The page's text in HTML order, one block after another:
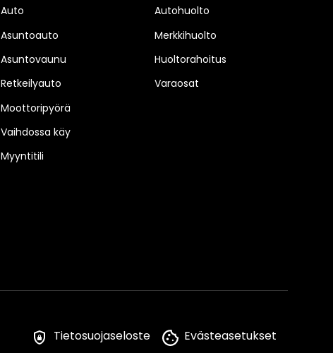
Auto
Asuntoauto
Asuntovaunu
Retkeilyauto
Moottoripyörä
Vaihdossa käy
Myyntitili
Autohuolto
Merkkihuolto
Huoltorahoitus
Varaosat
Tietosuojaseloste Evästeasetukset